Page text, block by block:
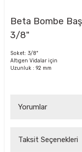
Beta Bombe
3/8"
Soket: 3/8"
Altıgen Vidalar için
Uzunluk : 92 mm
Yorumlar
Taksit Seçenekleri